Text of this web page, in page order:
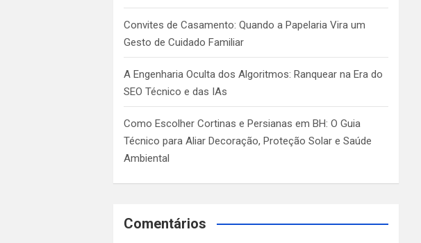
Convites de Casamento: Quando a Papelaria Vira um
Gesto de Cuidado Familiar
A Engenharia Oculta dos Algoritmos: Ranquear na Era do
SEO Técnico e das IAs
Como Escolher Cortinas e Persianas em BH: O Guia
Técnico para Aliar Decoração, Proteção Solar e Saúde
Ambiental
Comentários